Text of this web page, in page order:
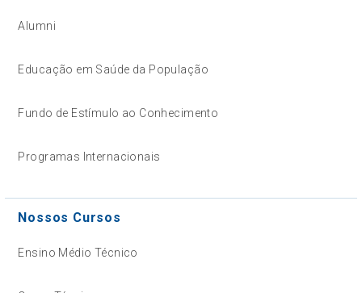
Alumni
Educação em Saúde da População
Fundo de Estímulo ao Conhecimento
Programas Internacionais
Nossos Cursos
Ensino Médio Técnico